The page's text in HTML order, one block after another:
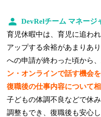
DevRelチーム マネージ
育児休暇中は、育児に追わ
アップする余裕があまりあ
への申請が終わった頃から、
ン・オンラインで話す機会
復職後の仕事内容について
子どもの体調不良などで休
調整もでき、復職後も安心